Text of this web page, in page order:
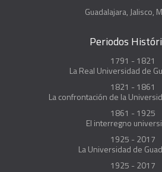
Guadalajara, Jalisco,
Periodos
1791 - 1821
La Real Universidad de
1821 - 1861
La confrontación de la
1861 - 1925
El interregno
1925 - 2017
La Universidad de
1925 - 2017